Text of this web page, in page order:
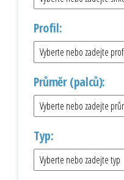
Profil:
Průměr (palců):
Typ: